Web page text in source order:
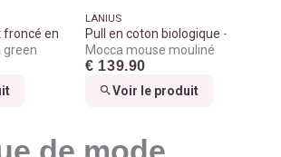
froncé en
green
LANIUS
Pull en coton biologique
Mocca mouse mouliné
€ 139.90
Voir le produit